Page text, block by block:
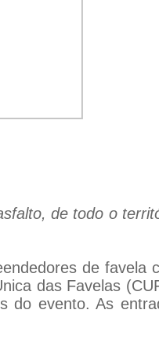
de todo o
de favela
das Favelas
do evento. As